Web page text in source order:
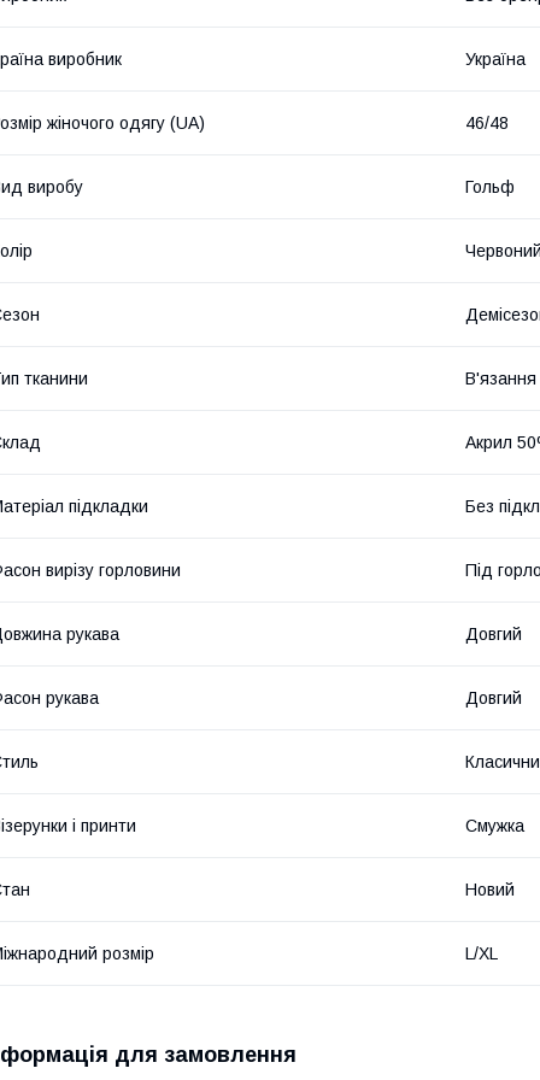
виробник Україна
жіночого одягу (UA) 46/48
виробу Гольф
тканини В'язання
Акрил
підкладки Без
вирізу горловини Під
рукава Довгий
рукава Довгий
і принти Смужка
Новий
розмір L/XL
для замовлення